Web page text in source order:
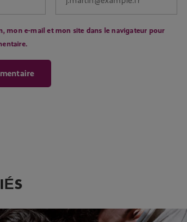
mon e-mail et mon site dans le navigateur pour